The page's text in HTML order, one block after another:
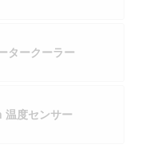
タークーラー
度センサー